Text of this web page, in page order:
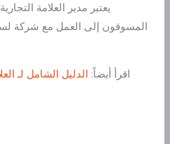
يعتبر مدير العلامة
المسوقون إلى العمل مع شركة
اقرأ أيضاً: الدليل الشامل لـ